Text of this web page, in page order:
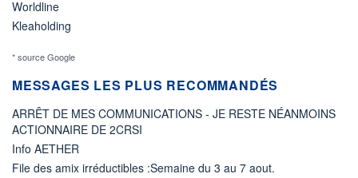
Worldline
Kleaholding
* source Google
MESSAGES LES PLUS RECOMMANDÉS
ARRÊT DE MES COMMUNICATIONS - JE RESTE NÉANMOINS
ACTIONNAIRE DE 2CRSI
Info AETHER
File des amix irréductibles :Semaine du 3 au 7 aout.